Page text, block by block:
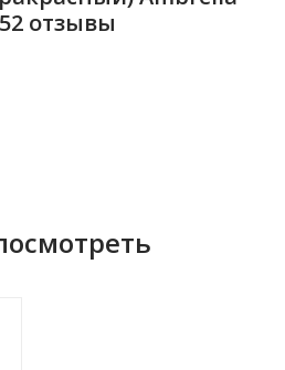
отзывы